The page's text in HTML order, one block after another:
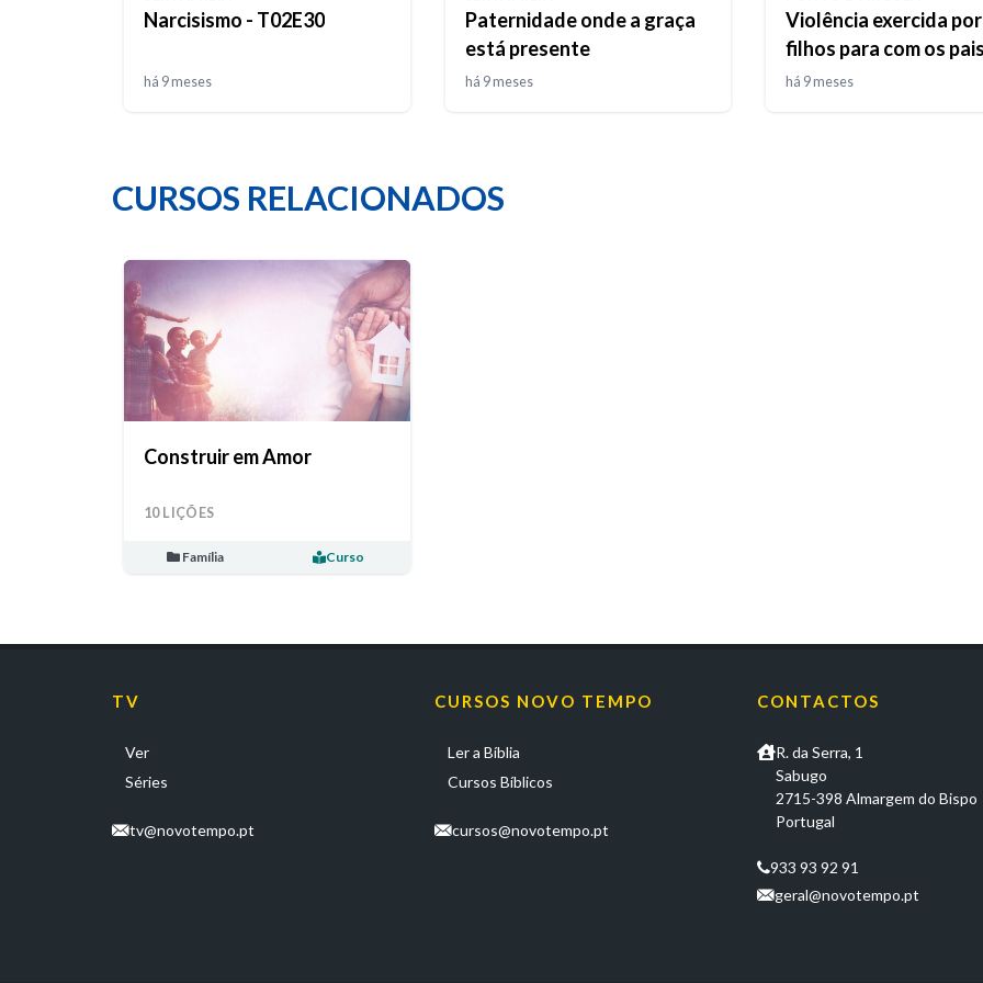
Narcisismo - T02E30
há 9 meses
Paternidade onde a graça
está presente
há 9 meses
Violência exercida por
filhos para com os pais
há 9 meses
CURSOS RELACIONADOS
Construir em Amor
10 LIÇÕES
Família Curso
TV
Ver
Séries
tv@novotempo.pt
CURSOS NOVO TEMPO
Ler a Bíblia
Cursos Bíblicos
cursos@novotempo.pt
CONTACTOS
R. da Serra, 1
Sabugo
2715-398 Almargem do Bispo
Portugal
933 93 92 91
geral@novotempo.pt